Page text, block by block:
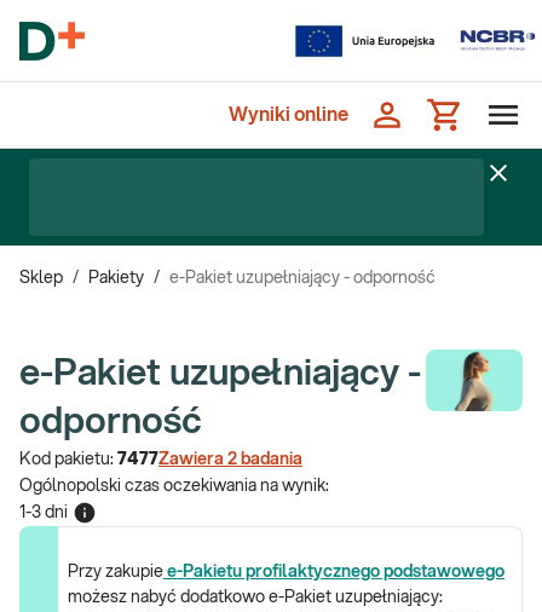
Wyniki online
Sklep / Pakiety / e-Pakiet uzupełniający - odporność
e-Pakiet uzupełniający -
odporność
Kod pakietu: 7477Zawiera 2 badania
Ogólnopolski czas oczekiwania na wynik:
1-3 dni
Przy zakupie e-Pakietu profilaktycznego podstawowego
możesz nabyć dodatkowo e-Pakiet uzupełniający: